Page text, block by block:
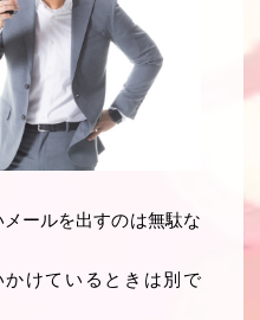
ールを出すのは無駄な
かけているときは別で